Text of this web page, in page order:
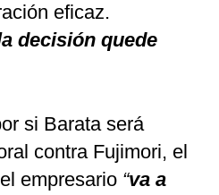
eficaz.
decisión quede
si Barata será
contra Fujimori, el
empresario “va a